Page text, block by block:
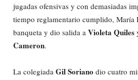
jugadas ofensivas y con demasiadas
tiempo reglamentario cumplido, María
banqueta y dio salida a Violeta Quiles
Cameron.
La colegiada Gil Soriano dio cuatro